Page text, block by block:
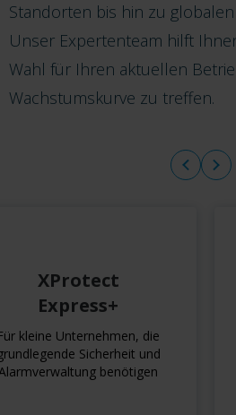
Standorten bis hin zu
Unser Expertenteam hilft
Wahl für Ihren aktuellen
Wachstumskurve zu treffen.
XProtect
Express+
kleine Unternehmen, die
Sicherheit und
benötigen